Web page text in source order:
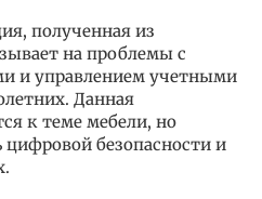
полученная из
на проблемы с
и управлением учетными
Данная
к теме мебели, но
безопасности и